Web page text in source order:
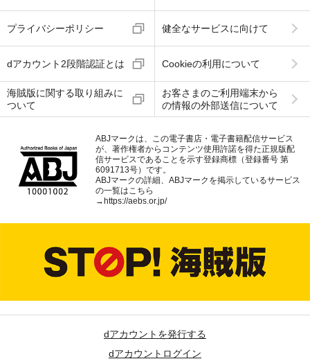
プライバシーポリシー 健全なサービスに向けて
dアカウント2段階認証とは Cookieの利用について
海賊版に関する取り組みに
ついて
お客さまのご利用端末から
の情報の外部送信について
ABJマークは、この電子書店・電子書籍配信サービス
が、著作権者からコンテンツ使用許諾を得た正規版配
信サービスであることを示す登録商標（登録番号 第
6091713号）です。
ABJマークの詳細、ABJマークを掲示しているサービス
の一覧はこちら
→ https://aebs.or.jp/
dアカウントを発行する
dアカウントログイン